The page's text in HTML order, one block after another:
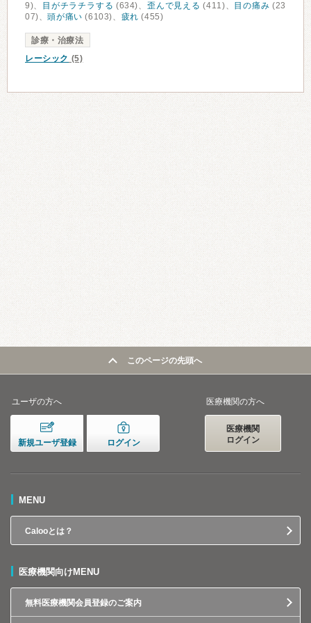
9)、
目がチラチラする (634)、歪んで見える (411)、 目の痛み (23
07)、頭が痛い (6103)、 疲れ (455)
診療・治療法
レーシック (5)
このページの先頭へ
ユーザの方へ
新規ユーザ登録 ログイン
医療機関の方へ
医療機関
ログイン
MENU
Calooとは？
医療機関向けMENU
無料医療機関会員登録のご案内